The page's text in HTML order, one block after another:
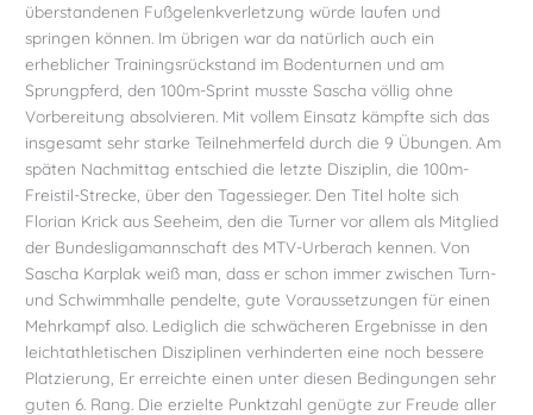
überstandenen Fußgelenkverletzung würde laufen und
springen können. Im übrigen war da natürlich auch ein
erheblicher Trainingsrückstand im Bodenturnen und am
Sprungpferd, den 100m-Sprint musste Sascha völlig ohne
Vorbereitung absolvieren. Mit vollem Einsatz kämpfte sich das
insgesamt sehr starke Teilnehmerfeld durch die 9 Übungen. Am
späten Nachmittag entschied die letzte Disziplin, die 100m-
Freistil-Strecke, über den Tagessieger. Den Titel holte sich
Florian Krick aus Seeheim, den die Turner vor allem als Mitglied
der Bundesligamannschaft des MTV-Urberach kennen. Von
Sascha Karplak weiß man, dass er schon immer zwischen Turn-
und Schwimmhalle pendelte, gute Voraussetzungen für einen
Mehrkampf also. Lediglich die schwächeren Ergebnisse in den
leichtathletischen Disziplinen verhinderten eine noch bessere
Platzierung, Er erreichte einen unter diesen Bedingungen sehr
guten 6. Rang. Die erzielte Punktzahl genügte zur Freude aller